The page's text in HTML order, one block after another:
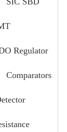
Regulator
Comparators